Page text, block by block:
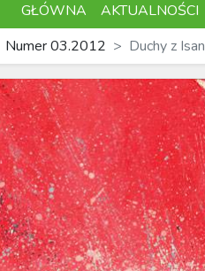
GŁÓWNA AKTUALNOŚCI
Numer 03.2012 Duchy z Isan